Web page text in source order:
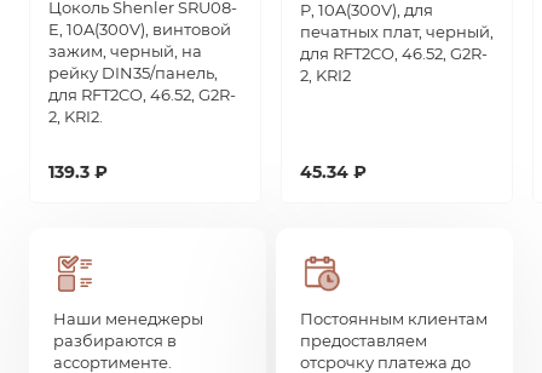
Цоколь Shenler SRU08-
E, 10A(300V), винтовой
зажим, черный, на
рейку DIN35/панель,
для RFT2CO, 46.52, G2R-
2, KRI2.
139.3 ₽
P, 10A(300V), для
печатных плат, черный,
для RFT2CO, 46.52, G2R-
2, KRI2
45.34 ₽
Наши менеджеры
разбираются в
ассортименте.
Постоянным клиентам
предоставляем
отсрочку платежа до